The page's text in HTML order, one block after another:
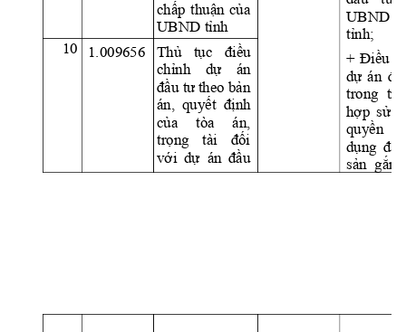
UBND
tỉnh;
+ Điều
dự án
trong
hợp sử
quyền
dụng
sản gắn
chấp thuận của
UBND tỉnh
10
1.009656 Thủ tục
điều
chỉnh
dự
án
đầu tư theo bản
án, quyết  định
của
tòa
án,
trọng
tài
đối
với dự  án đầu